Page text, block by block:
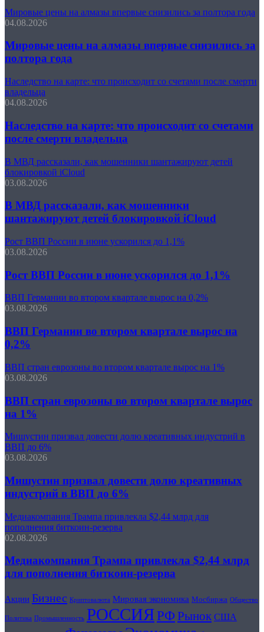
Мировые цены на алмазы впервые снизились за полтора года
04.08.2026
Мировые цены на алмазы впервые снизились за
полтора года
Наследство на карте: что происходит со счетами после смерти
владельца
04.08.2026
Наследство на карте: что происходит со счетами
после смерти владельца
В МВД рассказали, как мошенники шантажируют детей
блокировкой iCloud
03.08.2026
В МВД рассказали, как мошенники
шантажируют детей блокировкой iCloud
Рост ВВП России в июне ускорился до 1,1%
03.08.2026
Рост ВВП России в июне ускорился до 1,1%
ВВП Германии во втором квартале вырос на 0,2%
03.08.2026
ВВП Германии во втором квартале вырос на
0,2%
ВВП стран еврозоны во втором квартале вырос на 1%
03.08.2026
ВВП стран еврозоны во втором квартале вырос
на 1%
Мишустин призвал довести долю креативных индустрий в
ВВП до 6%
03.08.2026
Мишустин призвал довести долю креативных
индустрий в ВВП до 6%
Медиакомпания Трампа привлекла $2,44 млрд для
пополнения биткоин-резерва
02.08.2026
Медиакомпания Трампа привлекла $2,44 млрд
для пополнения биткоин-резерва
Акции Бизнес Криптовалюта Мировая экономика Мосбиржа Общество
Политика Промышленность РОССИЯРФРынок США